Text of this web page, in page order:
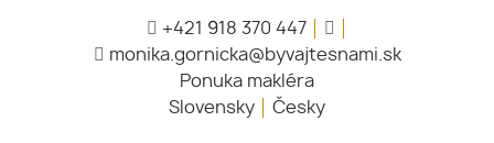
+421 918 370 447
monika.gornicka@byvajtesnami.sk
Ponuka makléra
Slovensky
Česky